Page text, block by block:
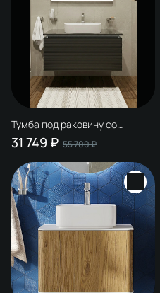
Тумба под раковину со
столешницей STWORKI
Рандерс 100 антрацит,
подвесная, с подсветкой
31 749 ₽ 55 700 ₽